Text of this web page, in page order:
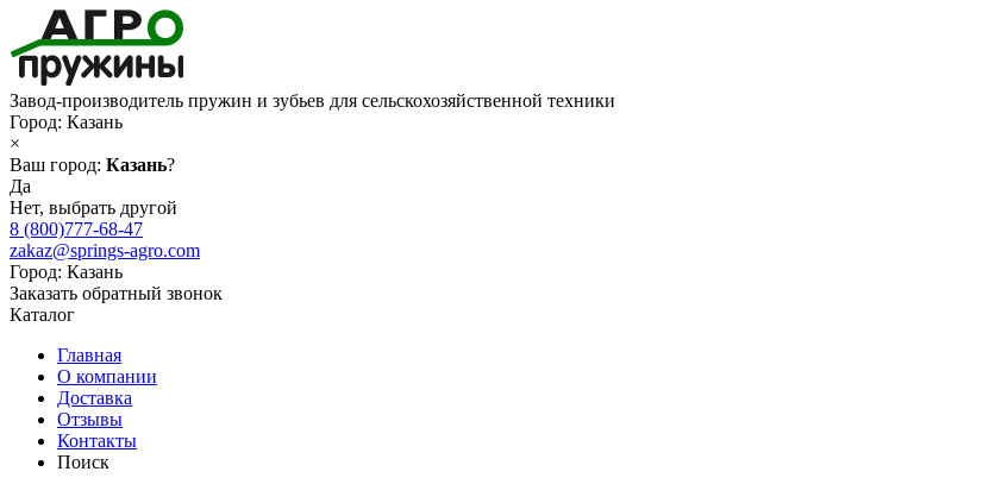
Завод-производитель пружин и зубьев для сельскохозяйственной техники
Город: Казань
×
Ваш город: Казань?
Да
Нет, выбрать другой
8 (800)777-68-47
zakaz@springs-agro.com
Город: Казань
Заказать обратный звонок
Каталог
Главная
О компании
Доставка
Отзывы
Контакты
Поиск